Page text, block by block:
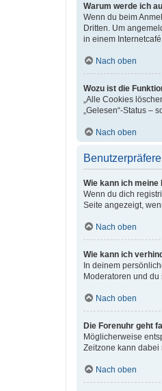
Warum werde ich
Wenn du beim
Dritten. Um
in einem
Nach oben
Wozu ist die
„Alle Cookies
„Gelesen“-Status –
Nach oben
Wie kann ich
Wenn du dich
Seite angezeigt,
Nach oben
Wie kann ich
In deinem
Moderatoren und
Nach oben
Die Forenuhr geht
Möglicherweise
Zeitzone kann dabei
Nach oben